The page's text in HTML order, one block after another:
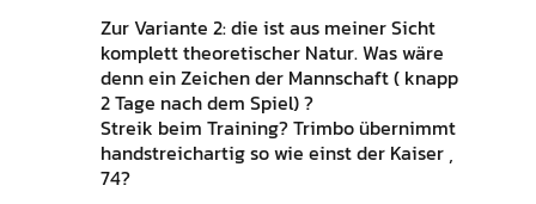
Zur Variante 2: die ist aus meiner Sicht
komplett theoretischer Natur. Was wäre
denn ein Zeichen der Mannschaft ( knapp
2 Tage nach dem Spiel) ?
Streik beim Training? Trimbo übernimmt
handstreichartig so wie einst der Kaiser ‚
74?